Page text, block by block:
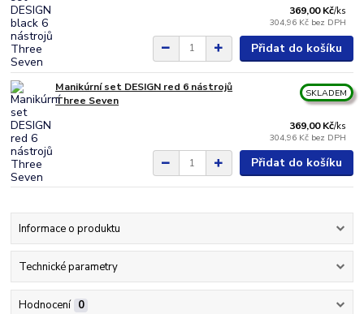
369,00 Kč/ks
304,96 Kč bez DPH
Přidat do košíku
Manikúrní set DESIGN red 6 nástrojů
Three Seven
369,00 Kč/ks
304,96 Kč bez DPH
SKLADEM
Přidat do košíku
Informace o produktu
Technické parametry
Hodnocení 0